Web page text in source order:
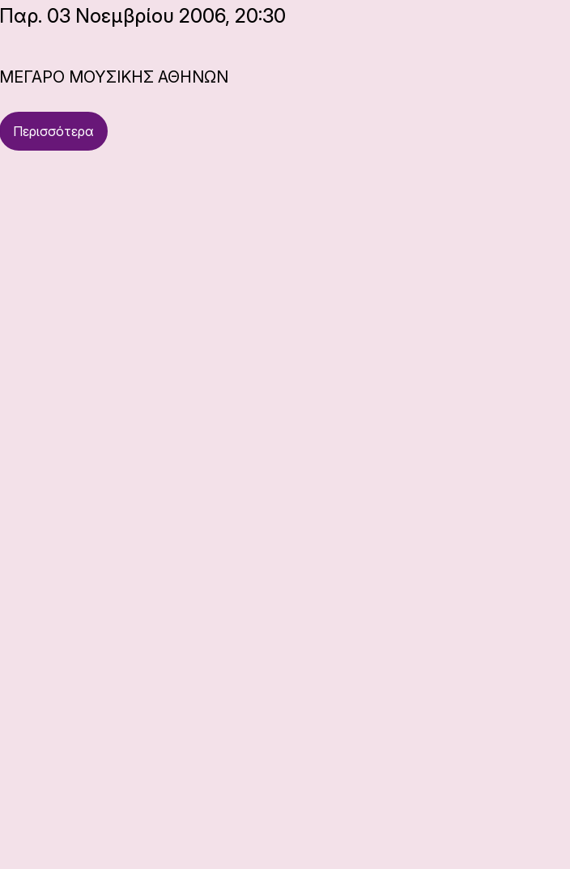
Παρ. 03 Νοεμβρίου 2006, 20:30
ΜΕΓΑΡΟ ΜΟΥΣΙΚΗΣ ΑΘΗΝΩΝ
Περισσότερα